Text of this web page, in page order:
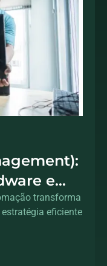
e
total
transforma
eficiente